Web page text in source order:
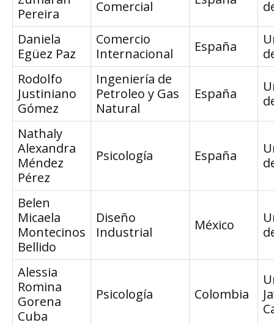
Pereira
Comercial
Daniela
Egüez Paz
Comercio
Internacional
España
Rodolfo
Justiniano
Gómez
Ingeniería de
Petroleo y Gas
Natural
España
Nathaly
Alexandra
Méndez
Pérez
Psicología España
Belen
Micaela
Montecinos
Bellido
Diseño
Industrial
México
Alessia
Romina
Gorena
Cuba
Psicología Colombia